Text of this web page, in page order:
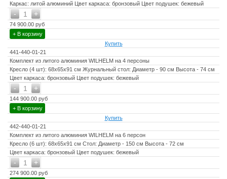
Количество посадочных мест – 2 человека
Максимальная нагрузка на посадочное место - 150 кг
Чехлы съемные – да
Накладки на ножки - да (пластиковые)
Держатели и крепления подушек зависят от поставки и не
являются неотъемлемой частью комплекта
Гарантийный срок - 1 год
Эксплуатационный срок - 10 лет
Страна производитель - Китай
Каркас: литой алюминий Цвет каркаса: бронзовый Цвет подушек: бежевый
+
- 1
74 900.00 руб
+ В корзину
Купить
441-440-01-21
Комплект из литого алюминия WILHELM на 4 персоны
Кресло (4 шт): 68х65х91 см Журнальный стол: Диаметр - 90 см Высота - 74 см
Цвет каркаса: бронзовый Цвет подушек: бежевый
+
- 1
144 900.00 руб
+ В корзину
Купить
442-440-01-21
Комплект из литого алюминия WILHELM на 6 персон
Кресло (6 шт): 68х65х91 см Стол: Диаметр - 150 см Высота - 72 см
Цвет каркаса: бронзовый Цвет подушек: бежевый
+
- 1
274 900.00 руб